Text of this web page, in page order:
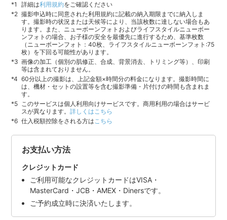
詳細は利用規約をご確認ください
撮影申込時に同意された利用規約に記載の納入期限までに納入しま
す。撮影時の状況または天候等により、当該枚数に達しない場合もあ
ります。また、ニューボーンフォトおよびライフスタイルニューボー
ンフォトの場合、お子様の安全を最優先に進行するため、基準枚数
（ニューボーンフォト：40枚、ライフスタイルニューボーンフォト:75
枚）を下回る可能性があります。
画像の加工（個別の肌修正、合成、背景消去、トリミング等）、印刷
等は含まれておりません。
60分以上の撮影は、上記金額×時間分の料金になります。撮影時間に
は、機材・セットの設置等を含む撮影準備・片付けの時間も含まれま
す。
このサービスは個人利用向けサービスです。商用利用の場合はサービ
スが異なります。詳しくはこちら
仕入税額控除をされる方は こちら
お支払い方法
クレジットカード
ご利用可能なクレジットカードはVISA・
MasterCard・JCB・AMEX・Dinersです。
ご予約成立時に決済いたします。